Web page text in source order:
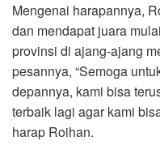
Mengenai harapannya,
dan mendapat juara
provinsi di ajang-ajang
pesannya, “Semoga
depannya, kami bisa
terbaik lagi agar kami
harap Roihan.